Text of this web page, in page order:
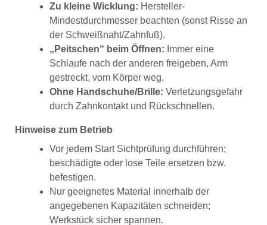
Zu kleine Wicklung: Hersteller-
Mindestdurchmesser beachten (sonst Risse an
der Schweißnaht/Zahnfuß).
„Peitschen“ beim Öffnen: Immer eine
Schlaufe nach der anderen freigeben, Arm
gestreckt, vom Körper weg.
Ohne Handschuhe/Brille: Verletzungsgefahr
durch Zahnkontakt und Rückschnellen.
Hinweise zum Betrieb
Vor jedem Start Sichtprüfung durchführen;
beschädigte oder lose Teile ersetzen bzw.
befestigen.
Nur geeignetes Material innerhalb der
angegebenen Kapazitäten schneiden;
Werkstück sicher spannen.